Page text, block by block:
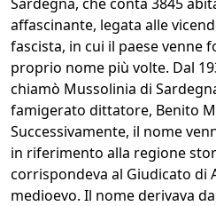
affascinante, legata alle
fascista, in cui il paese venne
proprio nome più volte. Dal
chiamò Mussolinia di
famigerato dittatore, Benito
Successivamente, il nome
in riferimento alla regione
corrispondeva al Giudicato di
medioevo. Il nome derivava